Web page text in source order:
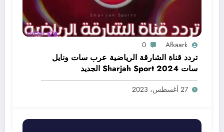
Afkaark
0
تردد قناة الشارقة الرياضية عرب سات ونايل
سات Sharjah Sport 2024 الجديد
27 أغسطس، 2023